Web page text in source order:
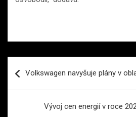
pro
Volkswagen navyšuje plány v
Vývoj cen energií v roce